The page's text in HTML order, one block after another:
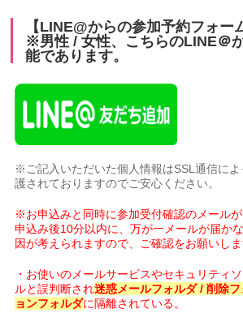
【LINE@からの参加予約フォー
※男性 / 女性、こちらのLINE＠
能であります。
※ご記入いただいた個人情報はSSL通信に
護されておりますのでご安心ください。
※お申込みと同時に参加受付確認のメール
申込み後10分以内に、万が一メールが届か
因が考えられますので、ご確認をお願いしま
・お使いのメールサービスやセキュリティ
ルと誤判断され迷惑メールフォルダ / 削除
ョンフォルダに隔離されている。